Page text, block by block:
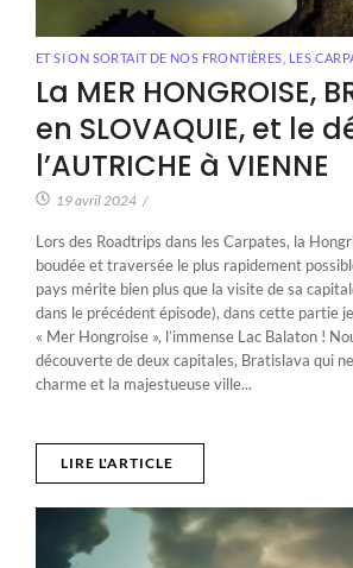
ET SI ON SORTAIT DE NOS FRONTIÈRES LES
La MER HONGROISE,
en SLOVAQUIE, et le
l’AUTRICHE à VIENNE
19 avril 2024 /
Lors des Roadtrips dans les Carpates, la
boudée et traversée le plus rapidement
pays mérite bien plus que la visite de sa
dans le précédent épisode), dans cette partie
« Mer Hongroise », l’immense Lac Balaton !
découverte de deux capitales, Bratislava qui
charme et la majestueuse ville...
LIRE L'ARTICLE